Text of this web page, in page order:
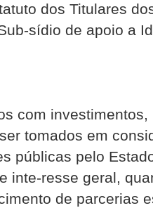
dos Titulares
sídio de apoio a
com
tomados em
públicas pelo
inte-resse geral,
de parcerias